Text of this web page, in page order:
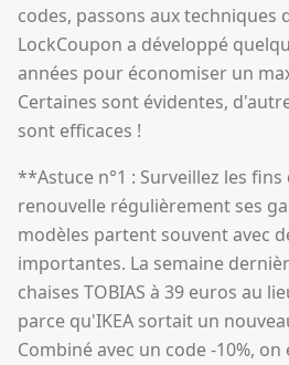
codes, passons aux techniques
LockCoupon a développé
années pour économiser un
Certaines sont évidentes,
sont efficaces !
**Astuce n°1 : Surveillez les
renouvelle régulièrement ses
modèles partent souvent avec
importantes. La semaine
chaises TOBIAS à 39 euros au
parce qu'IKEA sortait un
Combiné avec un code -10%,